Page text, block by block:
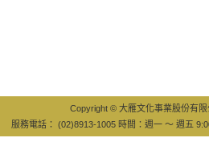
Copyright © 大雁文化事業股份有
服務電話： (02)8913-1005 時間：週一 ～ 週五